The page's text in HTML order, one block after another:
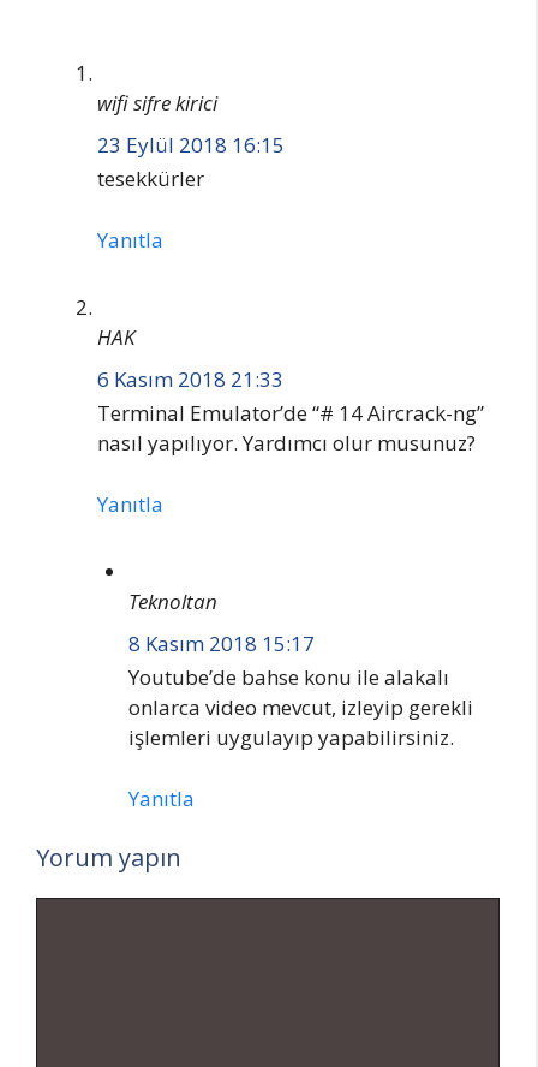
wifi sifre kirici
23 Eylül 2018 16:15
tesekkürler
Yanıtla
HAK
6 Kasım 2018 21:33
Terminal Emulator’de “# 14 Aircrack-ng”
nasıl yapılıyor. Yardımcı olur musunuz?
Yanıtla
Teknoltan
8 Kasım 2018 15:17
Youtube’de bahse konu ile alakalı
onlarca video mevcut, izleyip gerekli
işlemleri uygulayıp yapabilirsiniz.
Yanıtla
Yorum yapın